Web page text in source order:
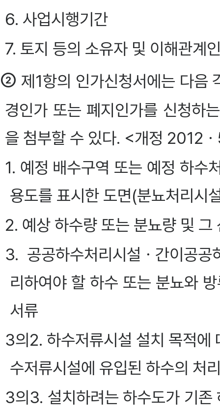
6. 사업시행기간
7. 토지 등의 소유자 및 이해관계
② 제1항의 인가신청서에는 다음
경인가 또는 폐지인가를 신청하
을 첨부할 수 있다. <개정 2012
1. 예정 배수구역 또는 예정 하수
용도를 표시한 도면(분뇨처리시
2. 예상 하수량 또는 분뇨량 및 그
3. 공공하수처리시설ㆍ간이공
리하여야 할 하수 또는 분뇨와
서류
3의2. 하수저류시설 설치 목적에
수저류시설에 유입된 하수의 처
3의3. 설치하려는 하수도가 기존